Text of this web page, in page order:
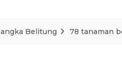
Belitung 78 tanaman